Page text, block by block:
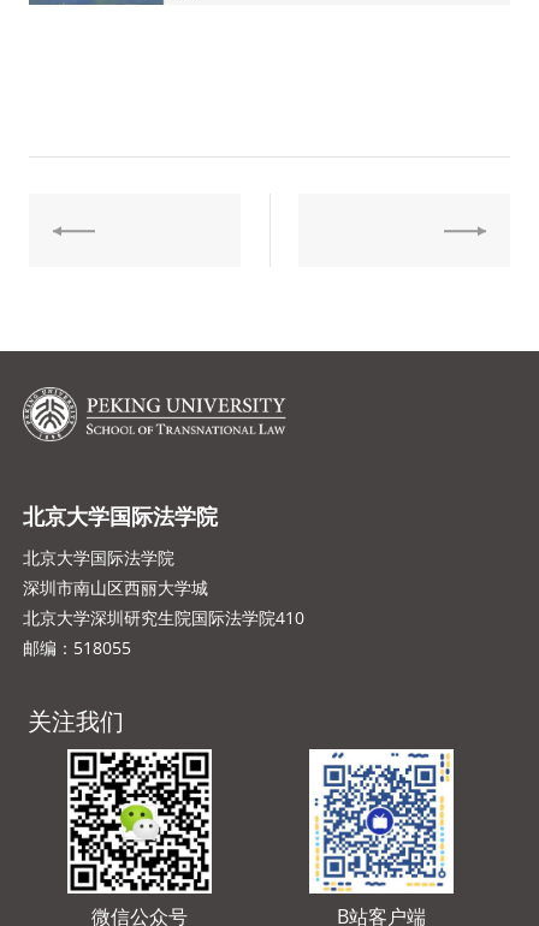
北京大学国际法学院
北京大学国际法学院
深圳市南山区西丽大学城
北京大学深圳研究生院国际法学院410
邮编：518055
关注我们
微信公众号 B站客户端